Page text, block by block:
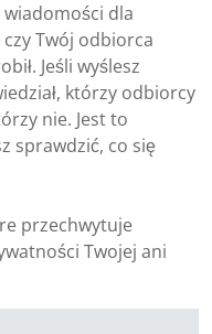
wiadomości dla
Twój odbiorca
Jeśli wyślesz
którzy odbiorcy
nie. Jest to
sprawdzić, co się
przechwytuje
Twojej ani